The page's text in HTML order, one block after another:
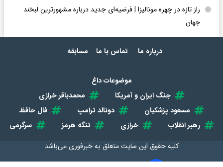
راز تازه در چهره مونالیزا | فرضیه‌ای جدید درباره مشهورترین لبخند
جهان
درباره ما تماس با ما مسابقه
موضوعات داغ
جنگ ایران و آمریکا
محمدباقر خرازی
مسعود پزشکیان
دونالد ترامپ
فال حافظ
رهبر انقلاب
خرازی تنگه هرمز
سرگرمی
کلیه حقوق این سایت متعلق بهخبرفوری می‌باشد